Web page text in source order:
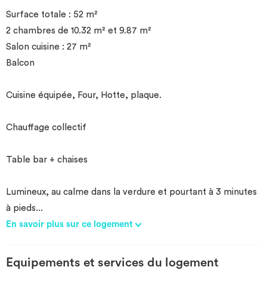
Surface totale : 52 m²
2 chambres de 10.32 m² et 9.87 m²
Salon cuisine : 27 m²
Balcon
Cuisine équipée, Four, Hotte, plaque.
Chauffage collectif
Table bar + chaises
Lumineux, au calme dans la verdure et pourtant à 3 minutes
à pieds...
En savoir plus sur ce logement
Equipements et services du logement